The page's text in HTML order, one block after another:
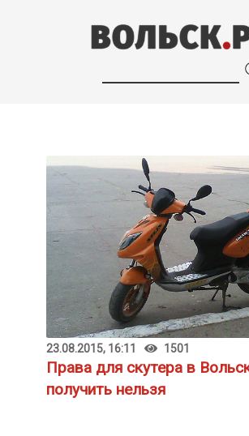
23.08.2015, 16:11 1501
Права для скутера в
получить нельзя